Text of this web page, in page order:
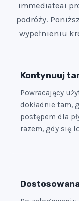
immediateai
podróży.
wypełnieniu
Kontynuuj
Powracający
dokładnie tam,
postępem dla
razem, gdy się